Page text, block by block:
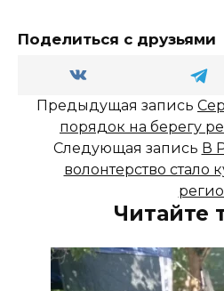
Поделиться с друзьями
Предыдущая запись
порядок на берегу
Следующая запись В
волонтерство стало
Читайте